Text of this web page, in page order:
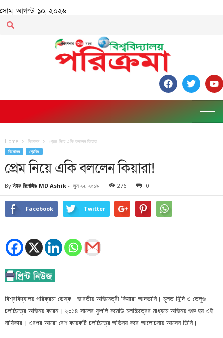
সোম, আগস্ট ১০, ২০২৬
Home বিনোদন প্রেম নিয়ে একি বললেন কিয়ারা!
বিনোদন ব্রেকিং
প্রেম নিয়ে একি বললেন কিয়ারা!
By স্টাফ রিপোর্টারঃ MD Ashik - জুন ২২, ২০১৯ 276 0
Facebook Twitter
বিশ্ববিদ্যালয় পরিক্রমা ডেস্ক : ভারতীয় অভিনেত্রী কিয়ারা আদভানি। মূলত হিন্দি ও তেলুগু
চলচ্চিত্রে অভিনয় করেন। ২০১৪ সালের ফুগলি কমেডি চলচ্চিত্রের মাধ্যমে অভিনয় শুরু হয় এই
নায়িকার। এরপর আরো বেশ কয়েকটি চলচ্চিত্রে অভিনয় করে আলোচনায় আসেন তিনি।